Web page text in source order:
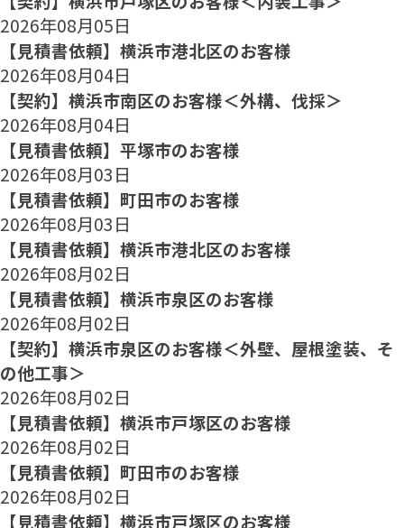
2026年08月05日
【見積書依頼】横浜市港北区のお客様
2026年08月04日
【契約】横浜市南区のお客様＜外構、伐採＞
2026年08月04日
【見積書依頼】平塚市のお客様
2026年08月03日
【見積書依頼】町田市のお客様
2026年08月03日
【見積書依頼】横浜市港北区のお客様
2026年08月02日
【見積書依頼】横浜市泉区のお客様
2026年08月02日
【契約】横浜市泉区のお客様＜外壁、屋根塗装、そ
の他工事＞
2026年08月02日
【見積書依頼】横浜市戸塚区のお客様
2026年08月02日
【見積書依頼】町田市のお客様
2026年08月02日
【見積書依頼】横浜市戸塚区のお客様